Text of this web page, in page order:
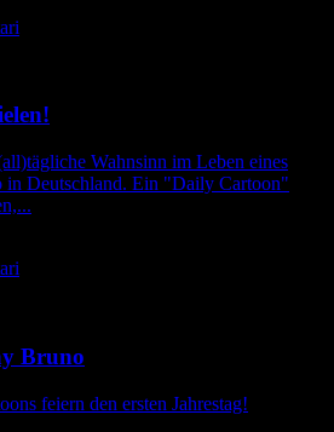
Wahnsinn im Leben eines
in Deutschland. Ein "Daily Cartoon"
Bruno
feiern den ersten Jahrestag!